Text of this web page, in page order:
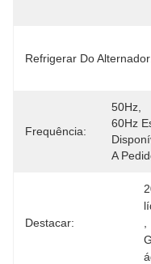
Refrigerar Do
Frequência:
50Hz,
60Hz
A
Destacar: